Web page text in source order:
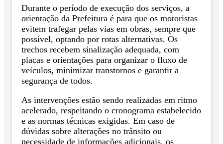
Durante o período de execução dos serviços, a
orientação da Prefeitura é para que os motoristas
evitem trafegar pelas vias em obras, sempre que
possível, optando por rotas alternativas. Os
trechos recebem sinalização adequada, com
placas e orientações para organizar o fluxo de
veículos, minimizar transtornos e garantir a
segurança de todos.
As intervenções estão sendo realizadas em ritmo
acelerado, respeitando o cronograma estabelecido
e as normas técnicas exigidas. Em caso de
dúvidas sobre alterações no trânsito ou
necessidade de informações adicionais, os